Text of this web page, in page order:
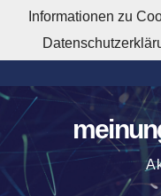
springen
Informationen zu